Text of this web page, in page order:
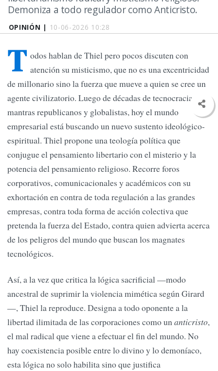
OPINIÓN | 10-06-2026 10:28
Demoniza a todo regulador como Anticristo.
T odos hablan de Thiel pero pocos discuten con
atención su misticismo, que no es una excentricidad
de millonario sino la fuerza que mueve a quien se cree un
agente civilizatorio. Luego de décadas de tecnocracia y
mantras republicanos y globalistas, hoy el mundo
empresarial está buscando un nuevo sustento ideológico-
espiritual. Thiel propone una teología política que
conjugue el pensamiento libertario con el misterio y la
potencia del pensamiento religioso. Recorre foros
corporativos, comunicacionales y académicos con su
exhortación en contra de toda regulación a las grandes
empresas, contra toda forma de acción colectiva que
pretenda la fuerza del Estado, contra quien advierta acerca
de los peligros del mundo que buscan los magnates
tecnológicos.
Así, a la vez que critica la lógica sacrificial —modo
ancestral de suprimir la violencia mimética según Girard
—, Thiel la reproduce. Designa a todo oponente a la
libertad ilimitada de las corporaciones como unanticristo,
el mal radical que viene a efectuar el fin del mundo. No
hay coexistencia posible entre lo divino y lo demoníaco,
esta lógica no solo habilita sino que justifica